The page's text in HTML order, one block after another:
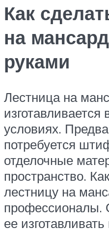
Как
на
руками
Лестница на
условиях.
потребуется
отделочные
пространство.
лестницу на
профессионалы.
ее